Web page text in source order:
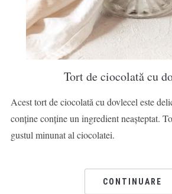
Tort de ciocolată cu
Acest tort de ciocolată cu dovlecel este
conține conține un ingredient neașteptat.
gustul minunat al ciocolatei.
CONTINUARE